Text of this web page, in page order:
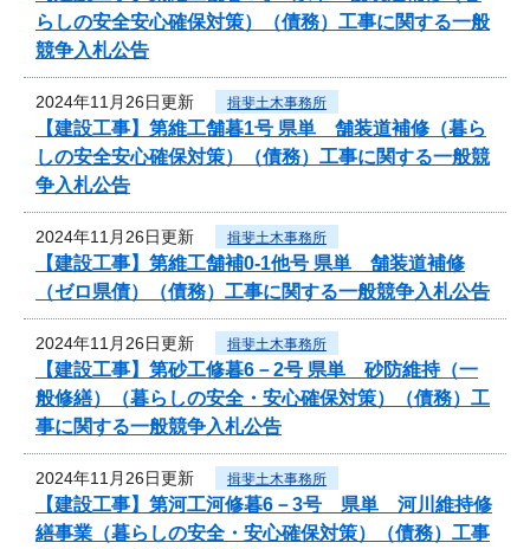
らしの安全安心確保対策）（債務）工事に関する一般
競争入札公告
2024年11月26日更新 揖斐土木事務所
【建設工事】第維工舗暮1号 県単 舗装道補修（暮ら
しの安全安心確保対策）（債務）工事に関する一般競
争入札公告
2024年11月26日更新 揖斐土木事務所
【建設工事】第維工舗補0-1他号 県単 舗装道補修
（ゼロ県債）（債務）工事に関する一般競争入札公告
2024年11月26日更新 揖斐土木事務所
【建設工事】第砂工修暮6－2号 県単 砂防維持（一
般修繕）（暮らしの安全・安心確保対策）（債務）工
事に関する一般競争入札公告
2024年11月26日更新 揖斐土木事務所
【建設工事】第河工河修暮6－3号 県単 河川維持修
繕事業（暮らしの安全・安心確保対策）（債務）工事